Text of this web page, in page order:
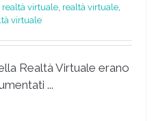
realtà virtuale realtà virtuale
virtuale
Realtà Virtuale erano
...